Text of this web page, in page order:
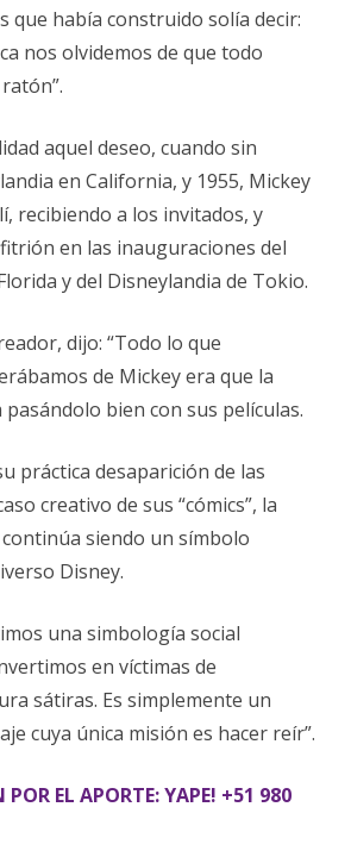
que había construido solía decir:
nos olvidemos de que todo
aquel deseo, cuando sin
en California, y 1955, Mickey
recibiendo a los invitados, y
en las inauguraciones del
y del Disneylandia de Tokio.
dijo: “Todo lo que
de Mickey era que la
bien con sus películas.
práctica desaparición de las
creativo de sus “cómics”, la
siendo un símbolo
Disney.
una simbología social
en víctimas de
sátiras. Es simplemente un
cuya única misión es hacer reír”.
EL APORTE: YAPE! +51 980